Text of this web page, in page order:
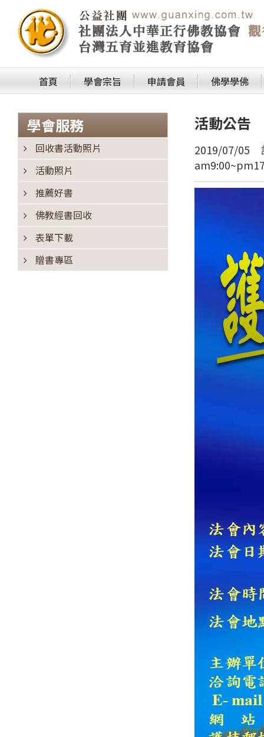
首頁 學會宗旨 申請會員 佛學學佛
學會服務
回收書活動照片
活動照片
推薦好書
佛教經書回收
表單下載
贈書專區
活動公告
2019/07/05